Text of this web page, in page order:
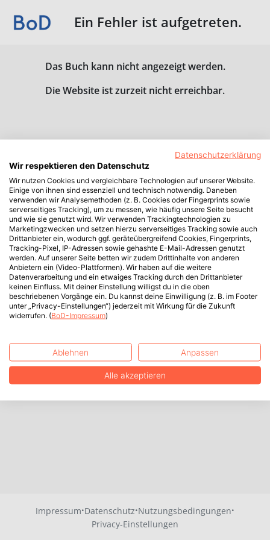
Ein Fehler ist aufgetreten.
Das Buch kann nicht angezeigt werden.
Die Website ist zurzeit nicht erreichbar.
Impressum·Datenschutz·Nutzungsbedingungen·
Privacy-Einstellungen
Datenschutzerklärung
Wir respektieren den Datenschutz
Wir nutzen Cookies und vergleichbare Technologien auf unserer Website.
Einige von ihnen sind essenziell und technisch notwendig. Daneben
verwenden wir Analysemethoden (z. B. Cookies oder Fingerprints sowie
serverseitiges Tracking), um zu messen, wie häufig unsere Seite besucht
und wie sie genutzt wird. Wir verwenden Trackingtechnologien zu
Marketingzwecken und setzen hierzu serverseitiges Tracking sowie auch
Drittanbieter ein, wodurch ggf. geräteübergreifend Cookies, Fingerprints,
Tracking-Pixel, IP-Adressen sowie gehashte E-Mail-Adressen genutzt
werden. Auf unserer Seite betten wir zudem Drittinhalte von anderen
Anbietern ein (Video-Plattformen). Wir haben auf die weitere
Datenverarbeitung und ein etwaiges Tracking durch den Drittanbieter
keinen Einfluss. Mit deiner Einstellung willigst du in die oben
beschriebenen Vorgänge ein. Du kannst deine Einwilligung (z. B. im Footer
unter „Privacy-Einstellungen“) jederzeit mit Wirkung für die Zukunft
widerrufen. (BoD-Impressum)
Ablehnen Anpassen
Alle akzeptieren